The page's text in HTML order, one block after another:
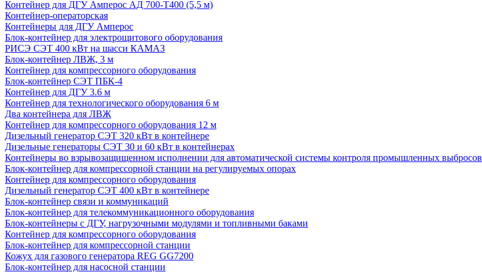
Контейнер для ДГУ Амперос АД 700-Т400 (5,5 м)
Контейнер-операторская
Контейнеры для ДГУ Амперос
Блок-контейнер для электрощитового оборудования
РИСЭ СЭТ 400 кВт на шасси КАМАЗ
Блок-контейнер ЛВЖ, 3 м
Контейнер для компрессорного оборудования
Блок-контейнер СЭТ ПБК-4
Контейнер для ДГУ 3.6 м
Контейнер для технологического оборудования 6 м
Два контейнера для ЛВЖ
Контейнер для компрессорного оборудования 12 м
Дизельный генератор СЭТ 320 кВт в контейнере
Дизельные генераторы СЭТ 30 и 60 кВт в контейнерах
Контейнеры во взрывозащищенном исполнении для автоматической системы контроля промышленных выбросов
Блок-контейнер для компрессорной станции на регулируемых опорах
Контейнер для компрессорного оборудования
Дизельный генератор СЭТ 400 кВт в контейнере
Блок-контейнер связи и коммуникаций
Блок-контейнер для телекоммуникационного оборудования
Блок-контейнеры с ДГУ, нагрузочными модулями и топливными баками
Контейнер для компрессорного оборудования
Блок-контейнер для компрессорной станции
Кожух для газового генератора REG GG7200
Блок-контейнер для насосной станции